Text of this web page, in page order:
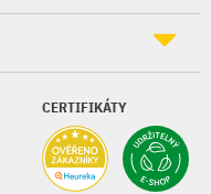
CERTIFIKÁTY